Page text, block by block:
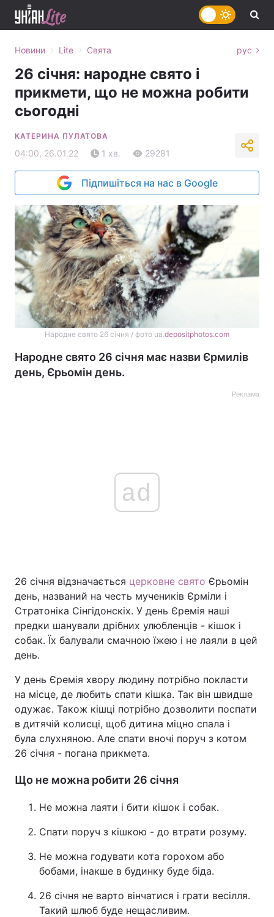
Головна Війна
Україна Політика
Економіка
Спорт Наука
Техно і зв'язок Лайт
Зброя Інциденти
Інтерв'ю Думки
Новини › Lite › Свята рус
26 січня: народне свято і
прикмети, що не можна робити
сьогодні
КАТЕРИНА ПУЛАТОВА
04:00, 26.01.22 1 хв. 29281
Підпишіться на нас в Google
Народне свято 26 січня / фото ua.depositphotos.com
Народне свято 26 січня має назви Єрмилів
день, Єрьомін день.
Реклама
ad
26 січня відзначається церковне свято Єрьомін
день, названий на честь мучеників Єрміли і
Стратоніка Сінгідонскіх. У день Єремія наші
предки шанували дрібних улюбленців - кішок і
собак. Їх балували смачною їжею і не лаяли в цей
день.
У день Єремія хвору людину потрібно покласти
на місце, де любить спати кішка. Так він швидше
одужає. Також кішці потрібно дозволити поспати
в дитячій колисці, щоб дитина міцно спала і
була слухняною. Але спати вночі поруч з котом
26 січня - погана прикмета.
Що не можна робити 26 січня
Не можна лаяти і бити кішок і собак.
Спати поруч з кішкою - до втрати розуму.
Не можна годувати кота горохом або
бобами, інакше в будинку буде біда.
26 січня не варто вінчатися і грати весілля.
Такий шлюб буде нещасливим.